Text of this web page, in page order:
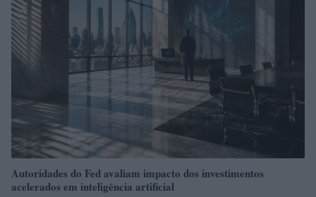
Autoridades do Fed avaliam impacto dos investimentos
acelerados em inteligência artificial